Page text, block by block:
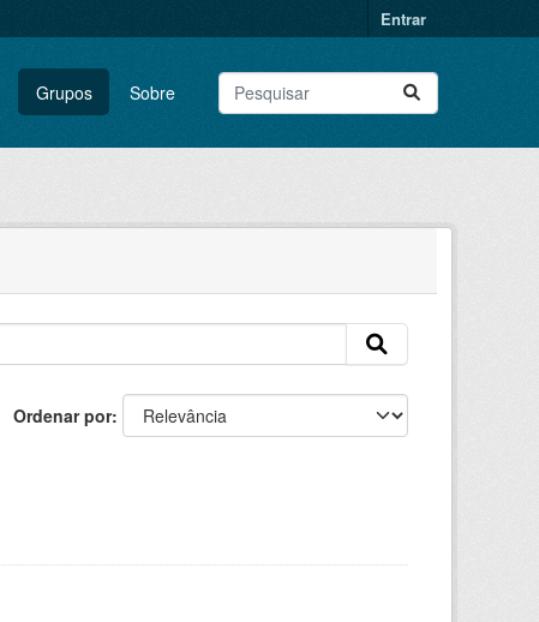
Entrar
Grupos Sobre
Ordenar por